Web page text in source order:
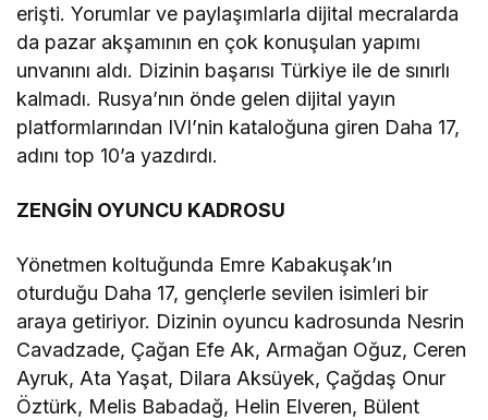
erişti. Yorumlar ve paylaşımlarla dijital mecralarda
da pazar akşamının en çok konuşulan yapımı
unvanını aldı. Dizinin başarısı Türkiye ile de sınırlı
kalmadı. Rusya’nın önde gelen dijital yayın
platformlarından IVI’nin kataloğuna giren Daha 17,
adını top 10’a yazdırdı.
ZENGİN OYUNCU KADROSU
Yönetmen koltuğunda Emre Kabakuşak’ın
oturduğu Daha 17, gençlerle sevilen isimleri bir
araya getiriyor. Dizinin oyuncu kadrosunda Nesrin
Cavadzade, Çağan Efe Ak, Armağan Oğuz, Ceren
Ayruk, Ata Yaşat, Dilara Aksüyek, Çağdaş Onur
Öztürk, Melis Babadağ, Helin Elveren, Bülent